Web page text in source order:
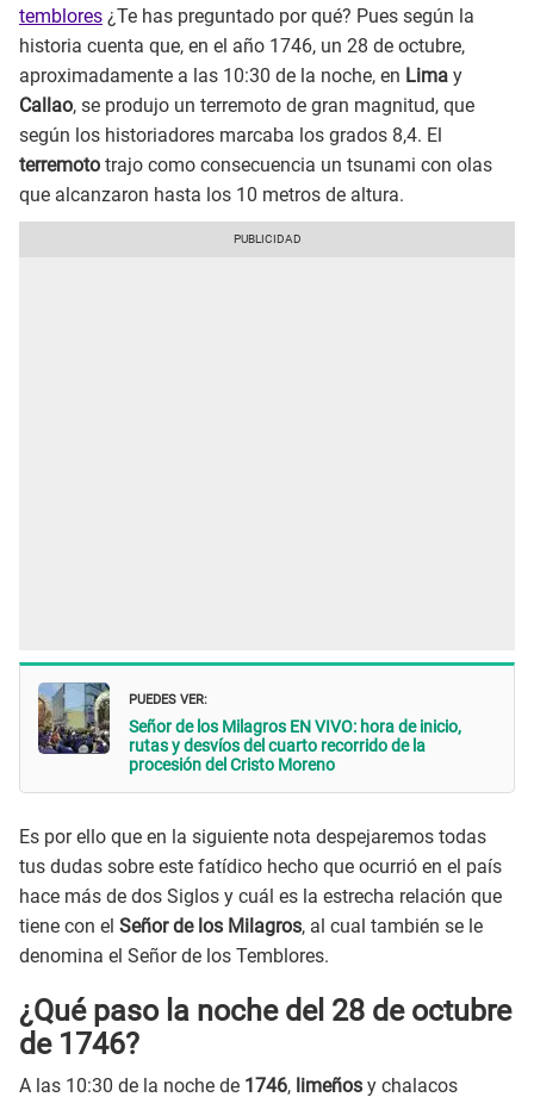
temblores ¿Te has preguntado por qué? Pues según la
historia cuenta que, en el año 1746, un 28 de octubre,
aproximadamente a las 10:30 de la noche, en Lima y
Callao, se produjo un terremoto de gran magnitud, que
según los historiadores marcaba los grados 8,4. El
terremoto trajo como consecuencia un tsunami con olas
que alcanzaron hasta los 10 metros de altura.
PUEDES VER:
Señor de los Milagros EN VIVO: hora de inicio,
rutas y desvíos del cuarto recorrido de la
procesión del Cristo Moreno
Es por ello que en la siguiente nota despejaremos todas
tus dudas sobre este fatídico hecho que ocurrió en el país
hace más de dos Siglos y cuál es la estrecha relación que
tiene con el Señor de los Milagros, al cual también se le
denomina el Señor de los Temblores.
¿Qué paso la noche del 28 de octubre
de 1746?
A las 10:30 de la noche de 1746, limeños y chalacos